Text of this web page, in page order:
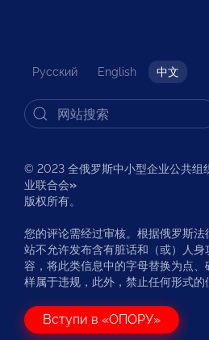
Русский English 中文
© 2023 全俄罗斯中小型企业公共组
业联合会»
版权所有。
您的评论需经过审核。根据俄罗斯法
站不允许发布含有脏话和（或）人身
容，将此类信息中的字母替换为点、
样属于违规，此外，禁止任何形式的
Вступи в «ОПОРУ»